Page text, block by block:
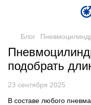
Блог
подобрать
23 сентября 2025
В составе любого